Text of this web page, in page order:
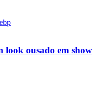
look ousado em show